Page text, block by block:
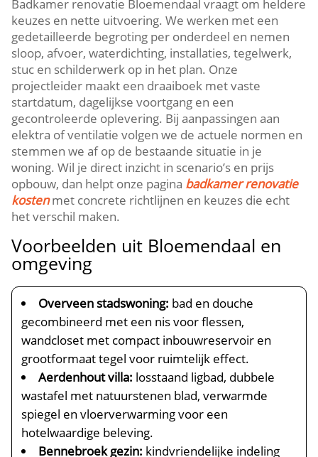
Badkamer renovatie Bloemendaal vraagt om heldere
keuzes en nette uitvoering.​ We werken met een
gedetailleerde begroting per onderdeel en nemen
sloop, afvoer, waterdichting, installaties, tegelwerk,
stuc en schilderwerk op in het plan.​ Onze
projectleider maakt een draaiboek met vaste
startdatum, dagelijkse voortgang en een
gecontroleerde oplevering.​ Bij aanpassingen aan
elektra of ventilatie volgen we de actuele normen en
stemmen we af op de bestaande situatie in je
woning.​ Wil je direct inzicht in scenario’s en prijs
opbouw, dan helpt onze pagina badkamer renovatie
kostenmet concrete richtlijnen en keuzes die echt
het verschil maken.​
Voorbeelden uit Bloemendaal en
omgeving
Overveen stadswoning: bad en douche
gecombineerd met een nis voor flessen,
wandcloset met compact inbouwreservoir en
grootformaat tegel voor ruimtelijk effect.​
Aerdenhout villa: losstaand ligbad, dubbele
wastafel met natuurstenen blad, verwarmde
spiegel en vloerverwarming voor een
hotelwaardige beleving.​
Bennebroek gezin: kindvriendelijke indeling